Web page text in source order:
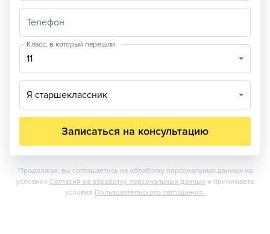
Телефон
Класс, в который перешли
11
Я старшеклассник
Записаться на консультацию
Продолжая, вы соглашаетесь на обработку персональных данных на
условиях Согласия на обработку персональных данных и принимаете
условия Пользовательского соглашения.